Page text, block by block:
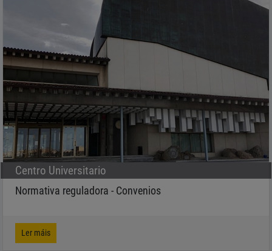
LIÑA EDITORIAL
Centro Universitario
Normativa reguladora - Convenios
Ler máis